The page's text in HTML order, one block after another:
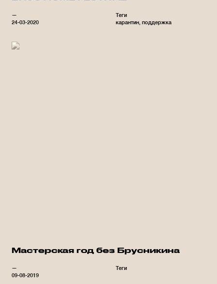
—
24-03-2020
Теги
карантин поддержка
Мастерская год без Брусникина
—
09-08-2019
Теги